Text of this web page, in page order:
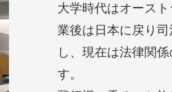
大学時代はオース
業後は日本に戻り
し、現在は法律関
す。